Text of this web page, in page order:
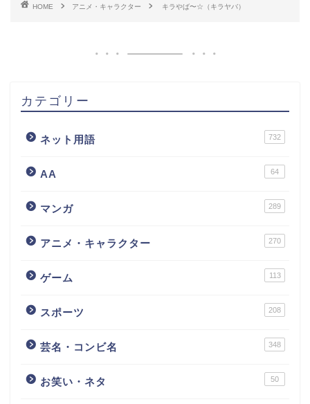
HOME アニメ・キャラクター キラやば〜☆（キラヤバ）
カテゴリー
ネット用語 732
AA 64
マンガ 289
アニメ・キャラクター 270
ゲーム 113
スポーツ 208
芸名・コンビ名 348
お笑い・ネタ 50